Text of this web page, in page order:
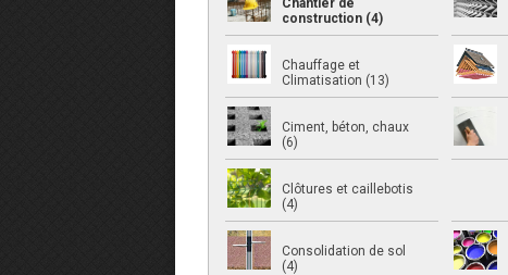
Chantier de
construction (4)
Chauffage et
Climatisation (13)
Ciment, béton, chaux
(6)
Clôtures et caillebotis
(4)
Consolidation de sol
(4)